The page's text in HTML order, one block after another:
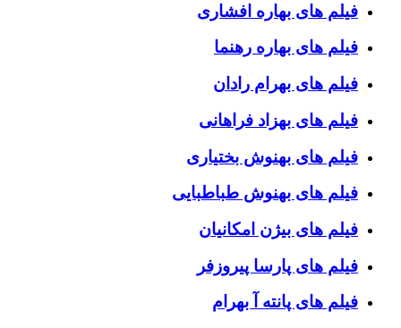
فیلم های بهاره افشاری
فیلم های بهاره رهنما
فیلم های بهرام رادان
فیلم های بهزاد فراهانی
فیلم های بهنوش بختیاری
فیلم های بهنوش طباطبایی
فیلم های بیژن امکانیان
فیلم های پارسا پیروزفر
فیلم های پانته آ بهرام